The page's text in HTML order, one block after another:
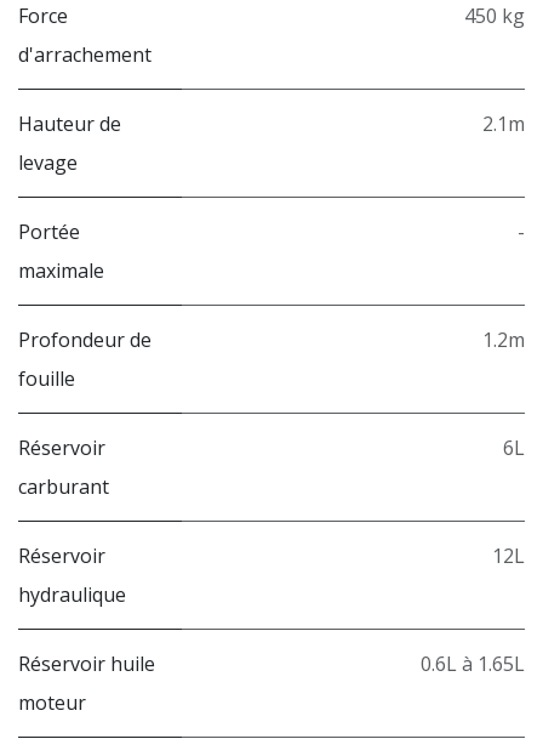
Force
d'arrachement
450 kg
Hauteur de
levage
2.1m
Portée
maximale
-
Profondeur de
fouille
1.2m
Réservoir
carburant
6L
Réservoir
hydraulique
12L
Réservoir huile
moteur
0.6L à 1.65L